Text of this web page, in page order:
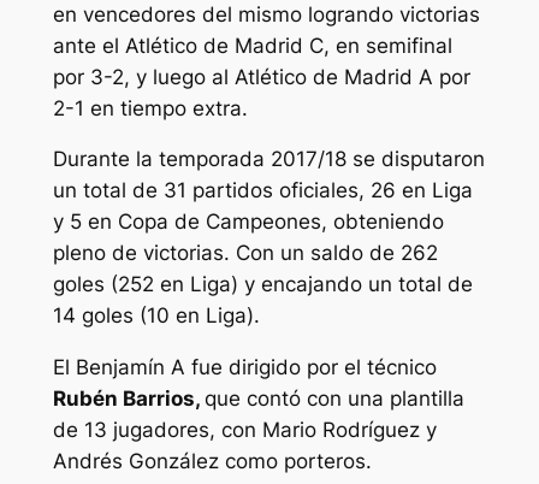
en vencedores del mismo logrando victorias
ante el Atlético de Madrid C, en semifinal
por 3-2, y luego al Atlético de Madrid A por
2-1 en tiempo extra.
Durante la temporada 2017/18 se disputaron
un total de 31 partidos oficiales, 26 en Liga
y 5 en Copa de Campeones, obteniendo
pleno de victorias. Con un saldo de 262
goles (252 en Liga) y encajando un total de
14 goles (10 en Liga).
El Benjamín A fue dirigido por el técnico
Rubén Barrios, que contó con una plantilla
de 13 jugadores, con Mario Rodríguez y
Andrés González como porteros.